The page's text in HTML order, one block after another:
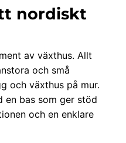
nordiskt
av växthus. Allt
och små
och växthus på mur.
en bas som ger stöd
och en enklare